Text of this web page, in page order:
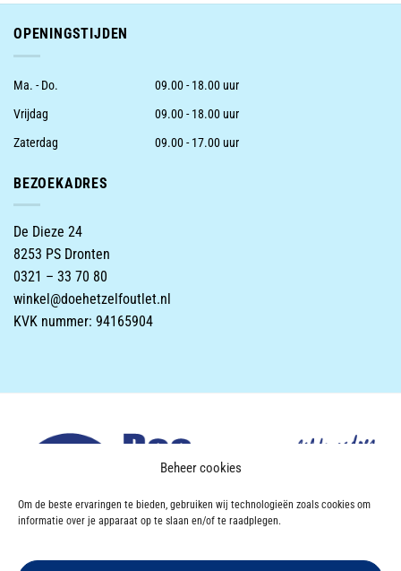
Beheer cookies
Om de beste ervaringen te bieden, gebruiken wij technologieën zoals cookies om
informatie over je apparaat op te slaan en/of te raadplegen.
OPENINGSTIJDEN
Ma. - Do.
09.00 - 18.00 uur
Vrijdag
09.00 - 18.00 uur
Zaterdag
09.00 - 17.00 uur
BEZOEKADRES
De Dieze 24
8253 PS Dronten
0321 – 33 70 80
winkel@doehetzelfoutlet.nl
KVK nummer: 94165904